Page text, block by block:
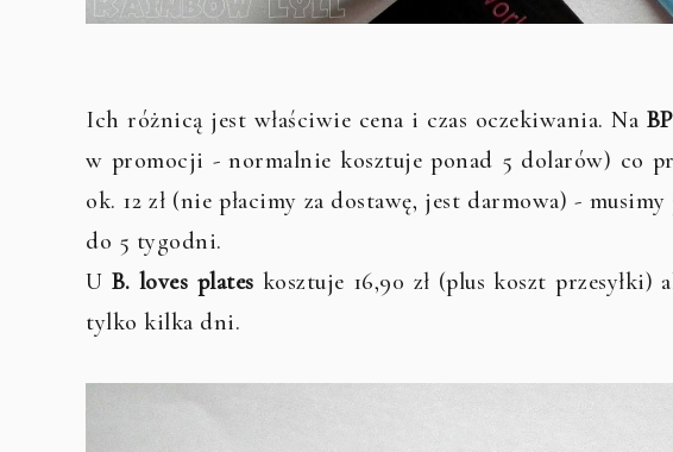
Ich różnicą jest właściwie cena i czas oczekiwania. Na
w promocji - normalnie kosztuje ponad 5 dolarów) co
ok. 12 zł (nie płacimy za dostawę, jest darmowa) -
do 5 tygodni.
U B. loves plates kosztuje 16,90 zł (plus koszt przesyłki)
tylko kilka dni.